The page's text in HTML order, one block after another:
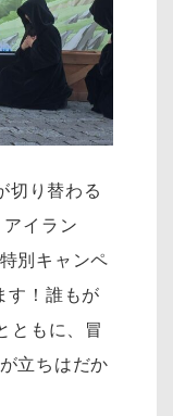
切り替わる
イラン
別キャンペ
す！誰もが
ともに、冒
立ちはだか